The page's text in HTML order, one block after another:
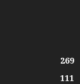
269
111